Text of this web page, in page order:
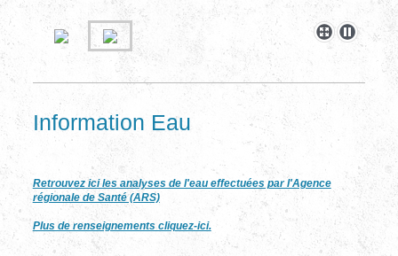
Information Eau
Retrouvez ici les analyses de l'eau effectuées par l'Agence
régionale de Santé (ARS)
Plus de renseignements cliquez-ici.